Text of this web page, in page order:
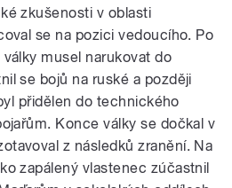
zkušenosti v oblasti
se na pozici vedoucího. Po
musel narukovat do
se bojů na ruské a později
přidělen do technického
Konce války se dočkal v
z následků zranění. Na
zapálený vlastenec zúčastnil